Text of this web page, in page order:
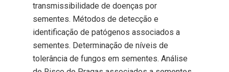
transmissibilidade de doenças por
sementes. Métodos de detecção e
identificação de patógenos associados a
sementes. Determinação de níveis de
tolerância de fungos em sementes. Análise